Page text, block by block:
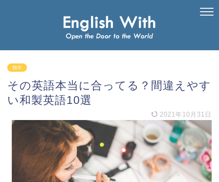
独学
その英語本当に合ってる？間違えやす
い和製英語10選
2021年10月31日